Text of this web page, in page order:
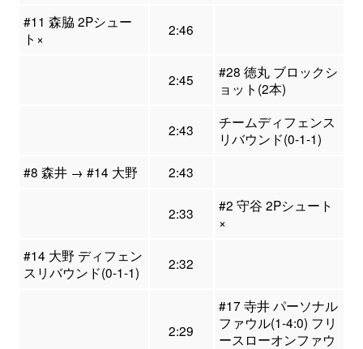
#11 森脇 2Pシュー
ト×
2:46
2:45
#28 徳丸 ブロックシ
ョット(2本)
2:43
チームディフェンス
リバウンド(0-1-1)
#8 森井 → #14 大野
2:43
2:33
#2 守谷 2Pシュート
×
#14 大野 ディフェン
スリバウンド(0-1-1)
2:32
2:29
#17 寺井 パーソナル
ファウル(1-4:0) フリ
ースローオンファウ